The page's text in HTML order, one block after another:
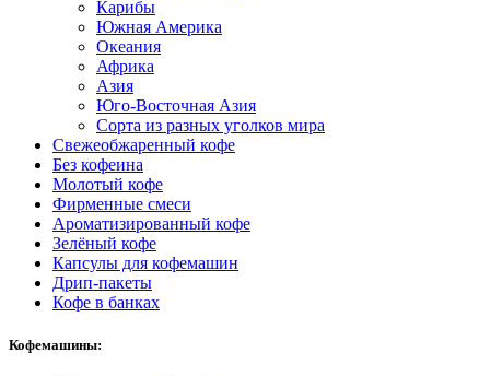
Карибы
Южная Америка
Океания
Африка
Азия
Юго-Восточная Азия
Сорта из разных уголков мира
Свежеобжаренный кофе
Без кофеина
Молотый кофе
Фирменные смеси
Ароматизированный кофе
Зелёный кофе
Капсулы для кофемашин
Дрип-пакеты
Кофе в банках
Кофемашины: